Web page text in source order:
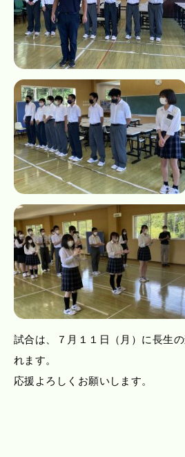
試合は、７月１１日（月）に長生
れます。
応援よろしくお願いします。